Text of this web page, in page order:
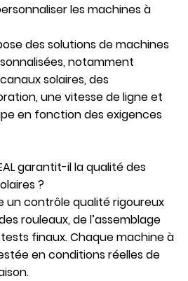
les machines à
des solutions de machines
notamment
solaires, des
une vitesse de ligne et
en fonction des exigences
garantit-il la qualité des
?
un contrôle qualité rigoureux
rouleaux, de l’assemblage
finaux. Chaque machine à
en conditions réelles de